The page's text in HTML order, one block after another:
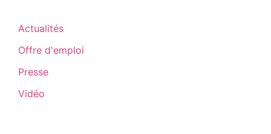
Actualités
Offre d'emploi
Presse
Vidéo